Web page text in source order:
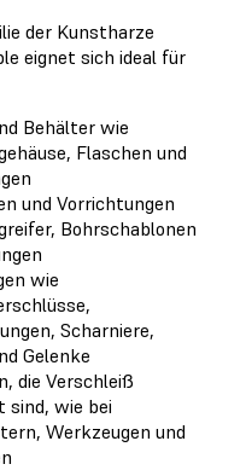
der Kunstharze
eignet sich ideal für
Behälter wie
Flaschen und
und Vorrichtungen
Bohrschablonen
wie
Scharniere,
Gelenke
die Verschleiß
sind, wie bei
Werkzeugen und